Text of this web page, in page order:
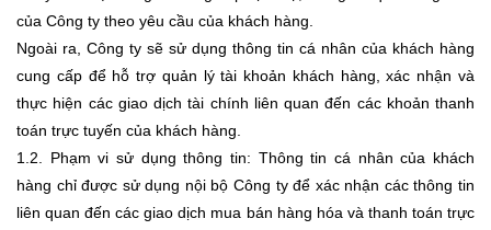
của Công ty theo yêu cầu của khách hàng.
Ngoài ra, Công ty sẽ sử dụng thông tin cá nhân của khách hàng
cung cấp để hỗ trợ quản lý tài khoản khách hàng, xác nhận và
thực hiện các giao dịch tài chính liên quan đến các khoản thanh
toán trực tuyến của khách hàng.
1.2. Phạm vi sử dụng thông tin: Thông tin cá nhân của khách
hàng chỉ được sử dụng nội bộ Công ty để xác nhận các thông tin
liên quan đến các giao dịch mua bán hàng hóa và thanh toán trực